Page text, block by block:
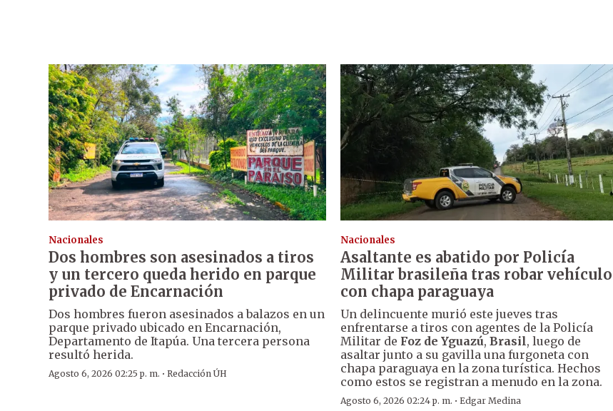
Nacionales
Dos hombres son asesinados a tiros
y un tercero queda herido en parque
privado de Encarnación
Dos hombres fueron asesinados a balazos en un
parque privado ubicado en Encarnación,
Departamento de Itapúa. Una tercera persona
resultó herida.
Agosto 6, 2026 02:25 p. m. · Redacción ÚH
Nacionales
Asaltante es abatido por Policía
Militar brasileña tras robar vehículo
con chapa paraguaya
Un delincuente murió este jueves tras
enfrentarse a tiros con agentes de la Policía
Militar de Foz de Yguazú,Brasil, luego de
asaltar junto a su gavilla una furgoneta con
chapa paraguaya en la zona turística. Hechos
como estos se registran a menudo en la zona.
Agosto 6, 2026 02:24 p. m. ·Edgar Medina